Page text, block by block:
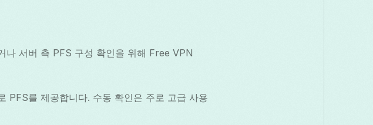
나 서버 측 PFS 구성 확인을 위해 Free VPN
PFS를 제공합니다. 수동 확인은 주로 고급 사용